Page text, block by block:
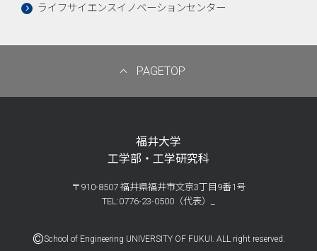
ライフサイエンスイノベーションセンター
PAGETOP
福井大学
工学部・工学研究科
〒910-8507 福井県福井市文京3丁目9番1号
TEL:0776-23-0500（代表）_
©School of Engineering UNIVERSITY OF FUKUI. ALL right reserved.